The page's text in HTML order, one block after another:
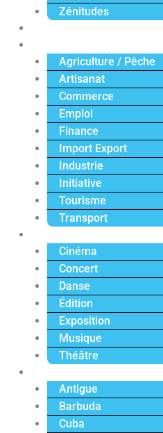
Zénitudes
Agriculture / Pêche
Artisanat
Commerce
Emploi
Finance
Import Export
Industrie
Initiative
Tourisme
Transport
Cinéma
Concert
Danse
Édition
Exposition
Musique
Théâtre
Antigue
Barbuda
Cuba